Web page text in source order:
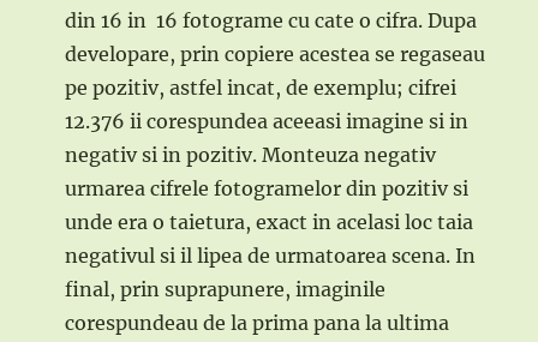
din 16 in 16 fotograme cu cate o cifra. Dupa
developare, prin copiere acestea se regaseau
pe pozitiv, astfel incat, de exemplu; cifrei
12.376 ii corespundea aceeasi imagine si in
negativ si in pozitiv. Monteuza negativ
urmarea cifrele fotogramelor din pozitiv si
unde era o taietura, exact in acelasi loc taia
negativul si il lipea de urmatoarea scena. In
final, prin suprapunere, imaginile
corespundeau de la prima pana la ultima